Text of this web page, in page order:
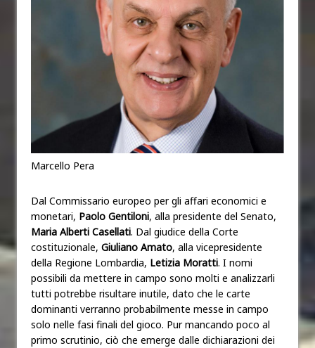
Marcello Pera
Dal Commissario europeo per gli affari economici e
monetari, Paolo Gentiloni, alla presidente del Senato,
Maria Alberti Casellati. Dal giudice della Corte
costituzionale, Giuliano Amato, alla vicepresidente
della Regione Lombardia, Letizia Moratti. I nomi
possibili da mettere in campo sono molti e analizzarli
tutti potrebbe risultare inutile, dato che le carte
dominanti verranno probabilmente messe in campo
solo nelle fasi finali del gioco. Pur mancando poco al
primo scrutinio, ciò che emerge dalle dichiarazioni dei